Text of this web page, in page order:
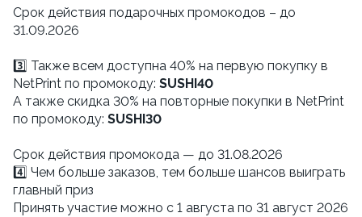
Срок действия подарочных промокодов – до
31.09.2026
3️⃣ Также всем доступна 40% на первую покупку в
NetPrint по промокоду: SUSHI40
А также скидка 30% на повторные покупки в NetPrint
по промокоду: SUSHI30
Cрок действия промокода — до 31.08.2026
4️⃣ Чем больше заказов, тем больше шансов выиграть
главный приз
Принять участие можно с 1 августа по 31 август 2026